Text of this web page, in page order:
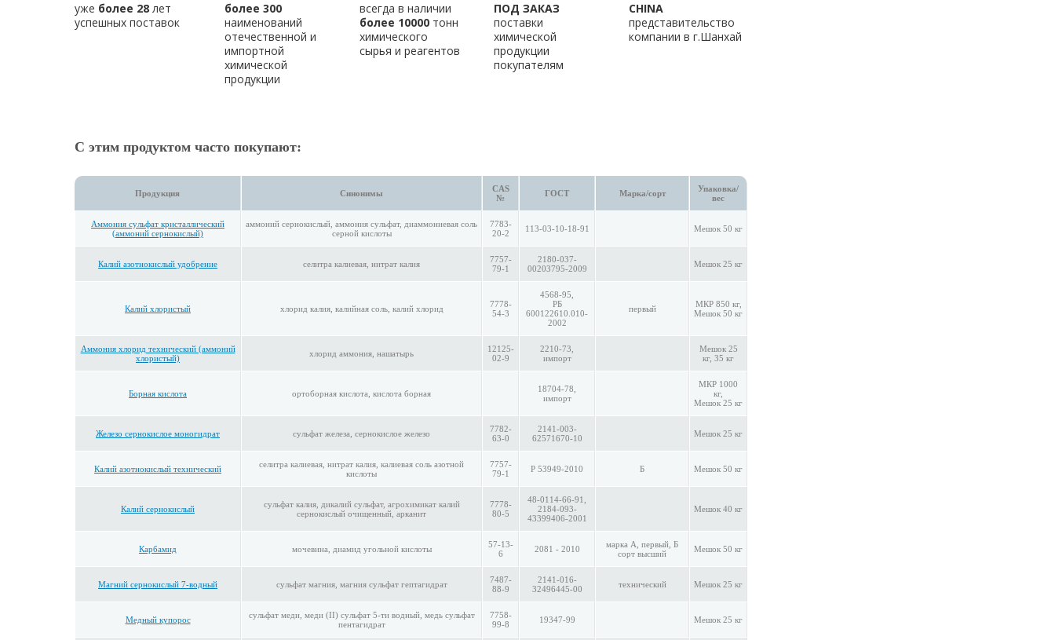
уже более 28 лет
успешных поставок
более 300
наименований
отечественной и
импортной
химической
продукции
всегда в наличии
более 10000тонн
химического
сырья и реагентов
ПОД ЗАКАЗ
поставки
химической
продукции
покупателям
CHINA
представительство
компании в г.Шанхай
С этим продуктом часто покупают:
Продукция Синонимы
CAS
№
ГОСТ Марка/сорт
Упаковка/
вес
Аммония сульфат кристаллический
(аммоний сернокислый)
аммоний сернокислый, аммония сульфат, диаммониевая соль
серной кислоты
7783-
20-2
113-03-10-18-91 Мешок 50 кг
Калий азотнокислый удобрение селитра калиевая, нитрат калия
7757-
79-1
2180-037-
00203795-2009
Мешок 25 кг
Калий хлористый хлорид калия, калийная соль, калий хлорид
7778-
54-3
4568-95,
РБ
600122610.010-
2002
первый
МКР 850 кг,
Мешок 50 кг
Аммония хлорид технический (аммоний
хлористый)
хлорид аммония, нашатырь
12125-
02-9
2210-73,
импорт
Мешок 25
кг, 35 кг
Борная кислота ортоборная кислота, кислота борная
18704-78,
импорт
МКР 1000
кг,
Мешок 25 кг
Железо сернокислое моногидрат сульфат железа, сернокислое железо
7782-
63-0
2141-003-
62571670-10
Мешок 25 кг
Калий азотнокислый технический
селитра калиевая, нитрат калия, калиевая соль азотной
кислоты
7757-
79-1
P 53949-2010 Б Мешок 50 кг
Калий сернокислый
сульфат калия, дикалий сульфат, агрохимикат калий
сернокислый очищенный, арканит
7778-
80-5
48-0114-66-91,
2184-093-
43399406-2001
Мешок 40 кг
Карбамид мочевина, диамид угольной кислоты
57-13-
6
2081 - 2010
марка А, первый, Б
сорт высший
Мешок 50 кг
Магний сернокислый 7-водный сульфат магния, магния сульфат гептагидрат
7487-
88-9
2141-016-
32496445-00
технический Мешок 25 кг
Медный купорос
сульфат меди, меди (II) сульфат 5-ти водный, медь сульфат
пентагидрат
7758-
99-8
19347-99 Мешок 25 кг